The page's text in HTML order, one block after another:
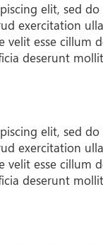
elit, sed
exercitation
esse cillum
deserunt
elit, sed
exercitation
esse cillum
deserunt